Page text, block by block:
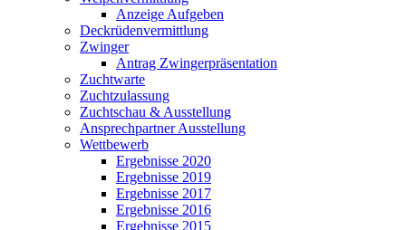
Anzeige Aufgeben
Deckrüdenvermittlung
Zwinger
Antrag Zwingerpräsentation
Zuchtwarte
Zuchtzulassung
Zuchtschau & Ausstellung
Ansprechpartner Ausstellung
Wettbewerb
Ergebnisse 2020
Ergebnisse 2019
Ergebnisse 2017
Ergebnisse 2016
Ergebnisse 2015